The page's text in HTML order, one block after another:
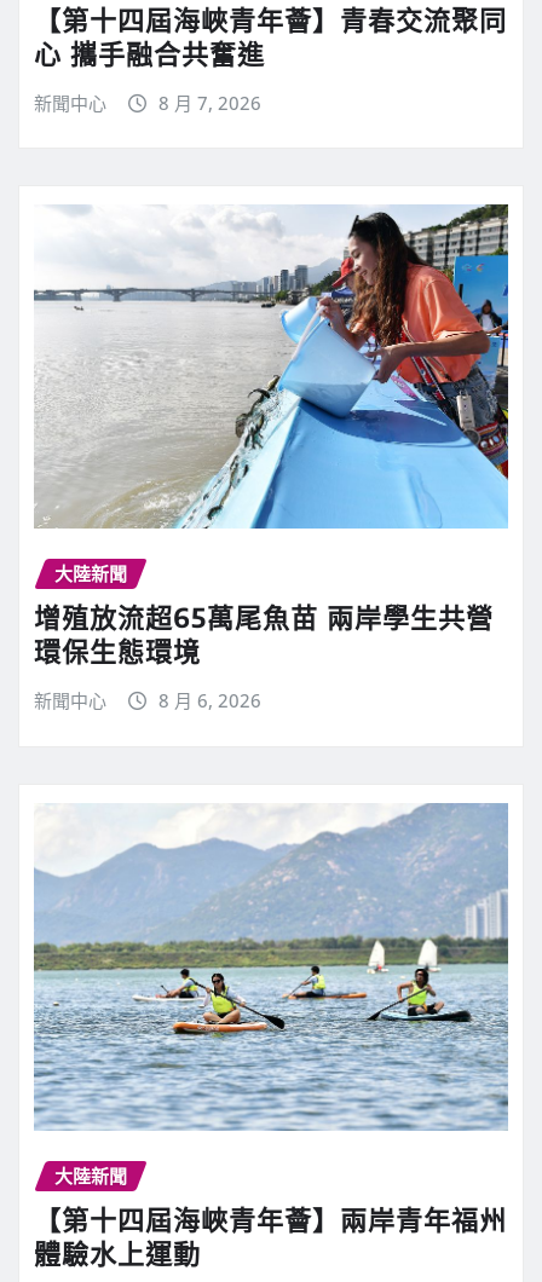
【第十四屆海峽青年薈】青春交流聚同
心 攜手融合共奮進
新聞中心 8 月 7, 2026
大陸新聞
增殖放流超65萬尾魚苗 兩岸學生共營
環保生態環境
新聞中心 8 月 6, 2026
大陸新聞
【第十四屆海峽青年薈】兩岸青年福州
體驗水上運動